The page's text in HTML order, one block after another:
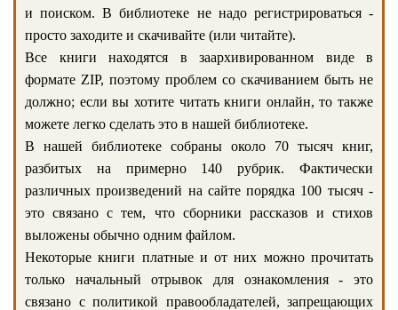
и поиском. В библиотеке не надо регистрироваться -
просто заходите и скачивайте (или читайте).
Все книги находятся в заархивированном виде в
формате ZIP, поэтому проблем со скачиванием быть не
должно; если вы хотите читать книги онлайн, то также
можете легко сделать это в нашей библиотеке.
В нашей библиотеке собраны около 70 тысяч книг,
разбитых на примерно 140 рубрик. Фактически
различных произведений на сайте порядка 100 тысяч -
это связано с тем, что сборники рассказов и стихов
выложены обычно одним файлом.
Некоторые книги платные и от них можно прочитать
только начальный отрывок для ознакомления - это
связано с политикой правообладателей, запрещающих